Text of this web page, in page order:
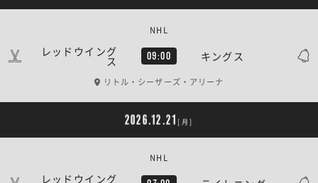
レッドウイング
ス 09:00 キングス
NHL
リトル・シーザーズ・アリーナ
2026.12.21 [月]
レッドウイング
NHL